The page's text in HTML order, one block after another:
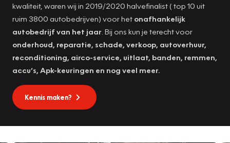
kwaliteit, waren wij in 2019/2020 halvefinalist ( top 10 uit
ruim 3800 autobedrijven) voor het onafhankelijk
autobedrijf van het jaar . Bij ons kun je terecht voor
onderhoud, reparatie, schade, verkoop, autoverhuur,
reconditioning, airco-service, uitlaat, banden, remmen,
accu’s, Apk-keuringen en nog veel meer.
Kennis maken?